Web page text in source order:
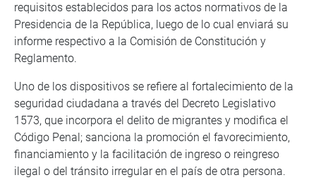
requisitos establecidos para los actos normativos de la
Presidencia de la República, luego de lo cual enviará su
informe respectivo a la Comisión de Constitución y
Reglamento.
Uno de los dispositivos se refiere al fortalecimiento de la
seguridad ciudadana a través del Decreto Legislativo
1573, que incorpora el delito de migrantes y modifica el
Código Penal; sanciona la promoción el favorecimiento,
financiamiento y la facilitación de ingreso o reingreso
ilegal o del tránsito irregular en el país de otra persona.